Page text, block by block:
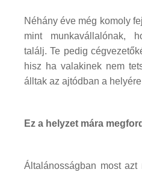
Néhány éve még komoly
mint munkavállalónak,
találj. Te pedig
hisz ha valakinek nem
álltak az ajtódban a
Ez a helyzet mára
Általánosságban most